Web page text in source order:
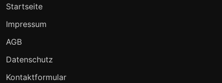
Startseite
Impressum
AGB
Datenschutz
Kontaktformular